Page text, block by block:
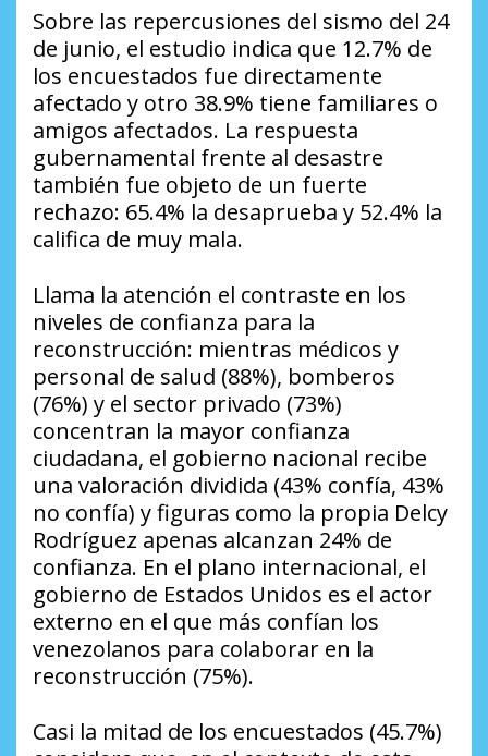
Sobre las repercusiones del sismo del 24
de junio, el estudio indica que 12.7% de
los encuestados fue directamente
afectado y otro 38.9% tiene familiares o
amigos afectados. La respuesta
gubernamental frente al desastre
también fue objeto de un fuerte
rechazo: 65.4% la desaprueba y 52.4% la
califica de muy mala.
Llama la atención el contraste en los
niveles de confianza para la
reconstrucción: mientras médicos y
personal de salud (88%), bomberos
(76%) y el sector privado (73%)
concentran la mayor confianza
ciudadana, el gobierno nacional recibe
una valoración dividida (43% confía, 43%
no confía) y figuras como la propia Delcy
Rodríguez apenas alcanzan 24% de
confianza. En el plano internacional, el
gobierno de Estados Unidos es el actor
externo en el que más confían los
venezolanos para colaborar en la
reconstrucción (75%).
Casi la mitad de los encuestados (45.7%)